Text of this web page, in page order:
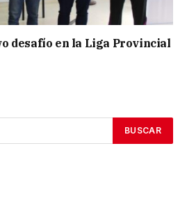
desafío en la Liga Provincial